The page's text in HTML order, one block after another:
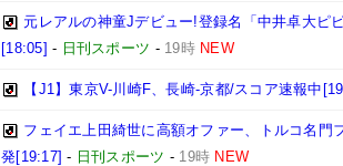
元レアルの神童Jデビュー!登録名「中井卓大ピ
[18:05] - 日刊スポーツ - 19時 NEW
【J1】東京V-川崎F、長崎-京都/スコア速報中
フェイエ上田綺世に高額オファー、トルコ名
発[19:17] - 日刊スポーツ - 19時 NEW